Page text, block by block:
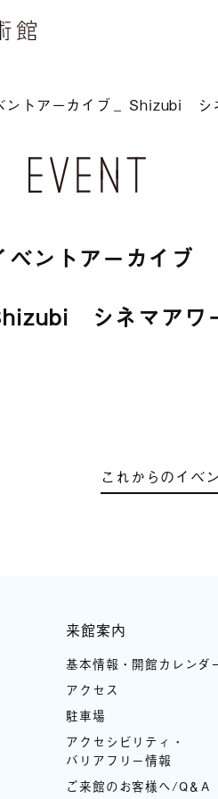
ントアーカイブ Shizubi シ
ベントアーカイブ
シネマアワ
これからのイベ
来館案内
基本情報・開館カレンダ
アクセス
駐車場
アクセシビリティ・
バリアフリー情報
ご来館のお客様へ/Q＆A